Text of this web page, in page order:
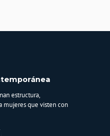
estructura,
mujeres que visten con